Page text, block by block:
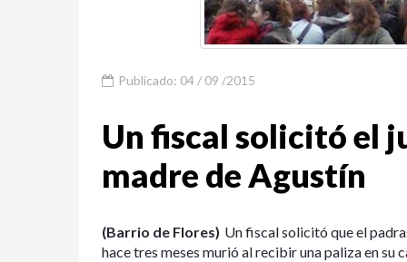
Publicado: 04 / 09 /2015
Un fiscal solicitó el
madre de Agustín
(Barrio de Flores) Un fiscal solicitó que el
hace tres meses murió al recibir una paliza en su